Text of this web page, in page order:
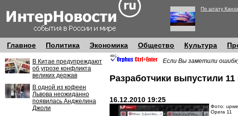
По штату
Главное Политика Экономика Общество Культура
В Китае предупреждают
об угрозе конфликта
великих держав
В одной из кофеен
Львова неожиданно
появилась Анджелина
Джоли
Если Вы заметили
Разработчики выпустили
16.12.2010 19:25
Фото:
Opera 11